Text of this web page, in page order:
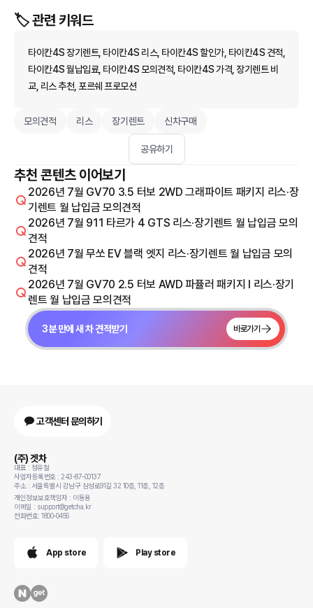
🏷️ 관련 키워드
타이칸4S 장기렌트, 타이칸4S 리스, 타이칸4S 할인가, 타이칸4S 견적,
타이칸4S 월납입료, 타이칸4S 모의견적, 타이칸4S 가격, 장기렌트 비
교, 리스 추천, 포르쉐 프로모션
모의견적 리스 장기렌트 신차구매
공유하기
추천 콘텐츠 이어보기
2026년 7월 GV70 3.5 터보 2WD 그래파이트 패키지 리스·장
기렌트 월 납입금 모의견적
2026년 7월 911 타르가 4 GTS 리스·장기렌트 월 납입금 모의
견적
2026년 7월 무쏘 EV 블랙 엣지 리스·장기렌트 월 납입금 모의
견적
2026년 7월 GV70 2.5 터보 AWD 파퓰러 패키지 I 리스·장기
렌트 월 납입금 모의견적
3분 만에 새 차 견적받기 바로가기
고객센터 문의하기
(주) 겟차
대표 : 정유철
사업자등록번호 : 243-87-00137
주소 : 서울특별시 강남구 삼성로91길 32 10층, 11층, 12층
개인정보보호책임자 : 이동용
이메일 : support@getcha.kr
전화번호: 1800-0456
App store Play store